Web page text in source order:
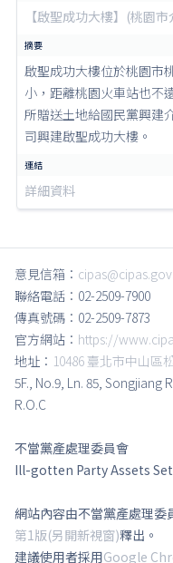
【啟聖成功大樓】(桃園
啟聖成功大樓位於桃園市
小，距離桃園火車站也不
所贈送土地給國民黨興建
司興建啟聖成功大樓。
詳細資料
意見信箱：
聯絡電話：02-2509-7900
傳真號碼：02-2509-7873
官方網站： https://
地址： 10486 臺北市中山區
5F., No.9, Ln. 85, Songjiang
R.O.C
不當黨產處理委員會
Ill-gotten Party Assets
網站內容由不當黨產處理委
第1版(另開新視窗)釋出。
建議使用者採用Google